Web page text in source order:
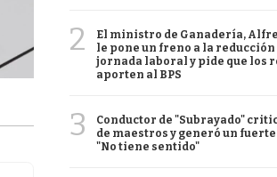
2
El ministro de Ganadería,
le pone un freno a la reducción
jornada laboral y pide que los
aporten al BPS
3
Conductor de "Subrayado"
de maestros y generó un
"No tiene sentido"